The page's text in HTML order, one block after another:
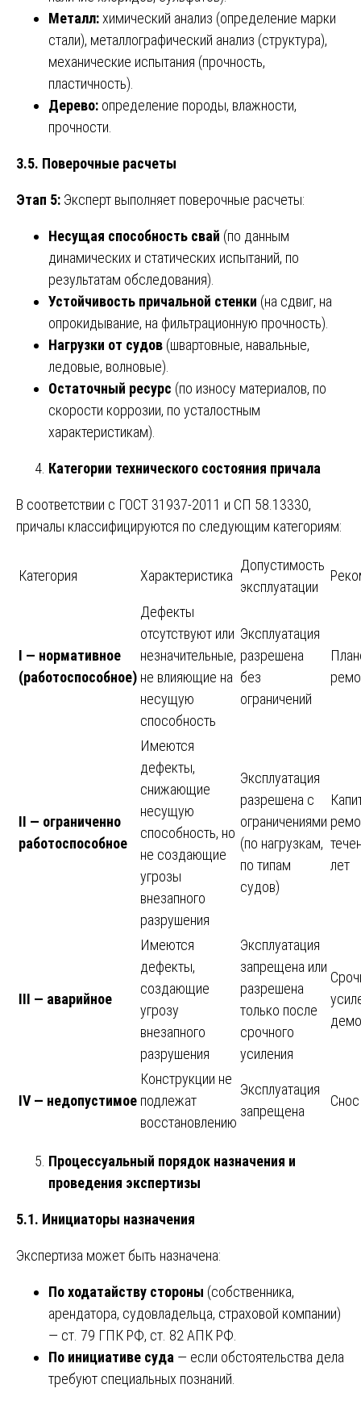
Металл:химический анализ (определение марки
стали), металлографический анализ (структура),
механические испытания (прочность,
пластичность).
Дерево: определение породы, влажности,
прочности.
3.5. Поверочные расчеты
Этап 5: Эксперт выполняет поверочные расчеты:
Несущая способность свай (по данным
динамических и статических испытаний, по
результатам обследования).
Устойчивость причальной стенки (на сдвиг, на
опрокидывание, на фильтрационную прочность).
Нагрузки от судов (швартовные, навальные,
ледовые, волновые).
Остаточный ресурс (по износу материалов, по
скорости коррозии, по усталостным
характеристикам).
Категории технического состояния причала
В соответствии с ГОСТ 31937-2011 и СП 58.13330,
причалы классифицируются по следующим категориям:
Категория Характеристика
Допустимость
эксплуатации
I — нормативное
(работоспособное)
Дефекты
отсутствуют или
незначительные,
не влияющие на
несущую
способность
Эксплуатация
разрешена
без
ограничений
II — ограниченно
работоспособное
Имеются
дефекты,
снижающие
несущую
способность, но
не создающие
угрозы
внезапного
разрушения
Эксплуатация
разрешена с
ограничениями
(по нагрузкам,
по типам
судов)
лет
III — аварийное
Имеются
дефекты,
создающие
угрозу
внезапного
разрушения
Эксплуатация
запрещена или
разрешена
только после
срочного
усиления
IV — недопустимое
Конструкции не
подлежат
восстановлению
Эксплуатация
запрещена
Снос
Процессуальный порядок назначения и
проведения экспертизы
5.1. Инициаторы назначения
Экспертиза может быть назначена:
По ходатайству стороны (собственника,
арендатора, судовладельца, страховой компании)
— ст. 79 ГПК РФ, ст. 82 АПК РФ.
По инициативе суда — если обстоятельства дела
требуют специальных познаний.